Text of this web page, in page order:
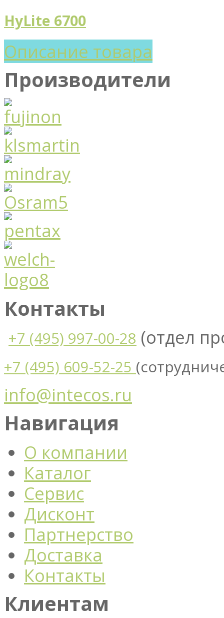
HyLite 6700
Описание товара
Производители
Контакты
+7 (495) 997-00-28 (отдел
+7 (495) 609-52-25
info@intecos.ru
Навигация
О компании
Каталог
Сервис
Дисконт
Партнерство
Доставка
Контакты
Клиентам